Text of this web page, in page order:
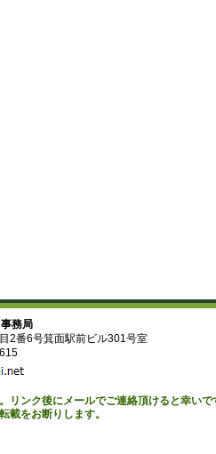
務局
2番6号箕面駅前ビル301号室
リンク後にメールでご連絡頂けると幸いで
載をお断りします。